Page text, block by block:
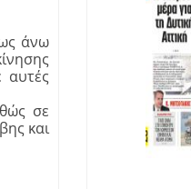
άνω
αυτές
σε
και